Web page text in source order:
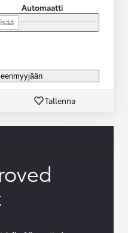
Automaatti
Tallenna